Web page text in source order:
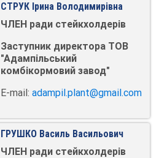
СТРУК Ірина Володимирівна
ЧЛЕН ради стейкхолдерів
Заступник директора ТОВ
"Адампільський
комбікормовий завод"
E-mail: adampil.plant@gmail.com
ГРУШКО Василь Васильович
ЧЛЕН ради стейкхолдерів